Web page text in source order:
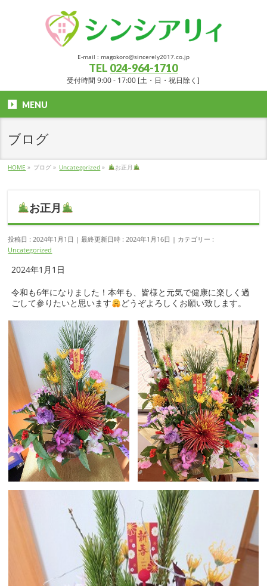
E-mail : magokoro@sincerely2017.co.jp
TEL 024-964-1710
受付時間 9:00 - 17:00 [土・日・祝日除く]
MENU
ブログ
HOME » ブログ » Uncategorized » お正月
お正月
投稿日 : 2024年1月1日 最終更新日時 : 2024年1月16日
カテゴリー :
Uncategorized
2024年1月1日
令和も6年になりました！本年も、皆様と元気で健康に楽しく過
ごして参りたいと思います
どうぞよろしくお願い致します。